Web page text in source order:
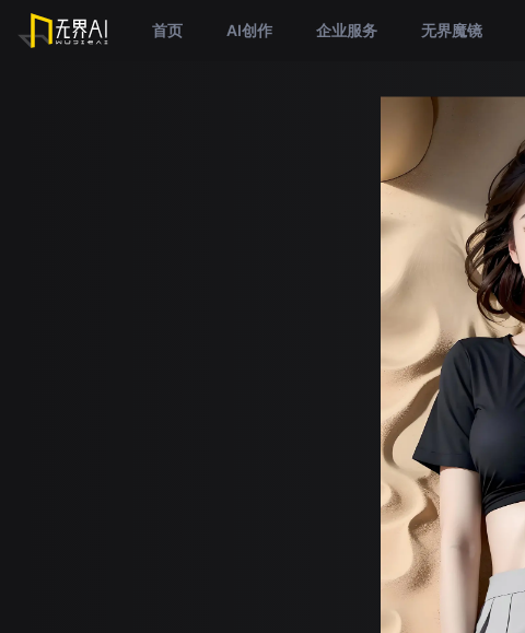
首页 AI创作 企业服务 无界魔镜